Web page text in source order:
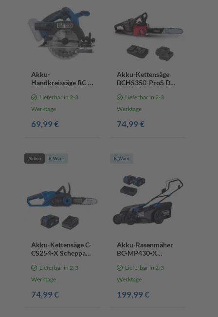
Akku-
Handkreissäge BC-
Scheppach |
Brushless | Sägeblatt
Schnitttiefe max.
Lieferbar in 2-3
Werktage
69,99 €
Akku-Kettensäge
BCHS350-ProS Duo
14" Schwert | 33cm
Schnittdurchmesser
Lieferbar in 2-3
Werktage
74,99 €
Aktion B-Ware
Akku-Kettensäge C-
CS254-X Scheppach
Schwert 25,4cm|
Schnittgeschwindigkeit
Akku & 2,4A
Lieferbar in 2-3
Werktage
74,99 €
B-Ware
Akku-Rasenmäher
BC-MP430-X
Schnittbreite | für
600-700 m2 | 50L
Lieferbar in 2-3
Werktage
199,99 €